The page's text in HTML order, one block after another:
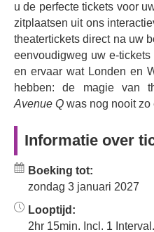
volwassenheid te vinden:
navigeren door de liefde
van seks, alcohol en
dat de meeste acteurs
Avenue Q, winnaar van
Musical, Beste Muziek en
Jeff Whitty. De première
belandde in 2006 in
waar het het publiek vier
voordat het in 2010
publiek na 20 jaar de
ondeugende humor,
u de perfecte tickets voor
zitplaatsen uit ons
theatertickets direct na uw
eenvoudigweg uw e-
en ervaar wat Londen en
hebben: de magie van
Avenue Q was nog nooit zo
Informatie over
Boeking tot:
zondag 3 januari 2027
Looptijd:
2hr 15min. Incl. 1 Interval.